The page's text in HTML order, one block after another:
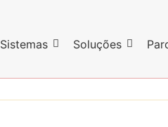
Sistemas Soluções